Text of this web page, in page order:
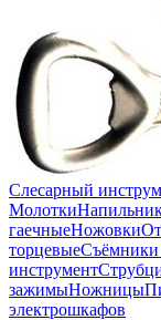
Слесарный
Молотки
гаечныеНожовки
торцевыеСъёмники
инструмент
зажимыНожницы
электрошкафов